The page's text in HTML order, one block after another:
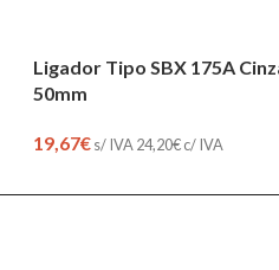
Ligador Tipo SBX 175A
50mm
19,67€s/ IVA 24,20€c/ IVA